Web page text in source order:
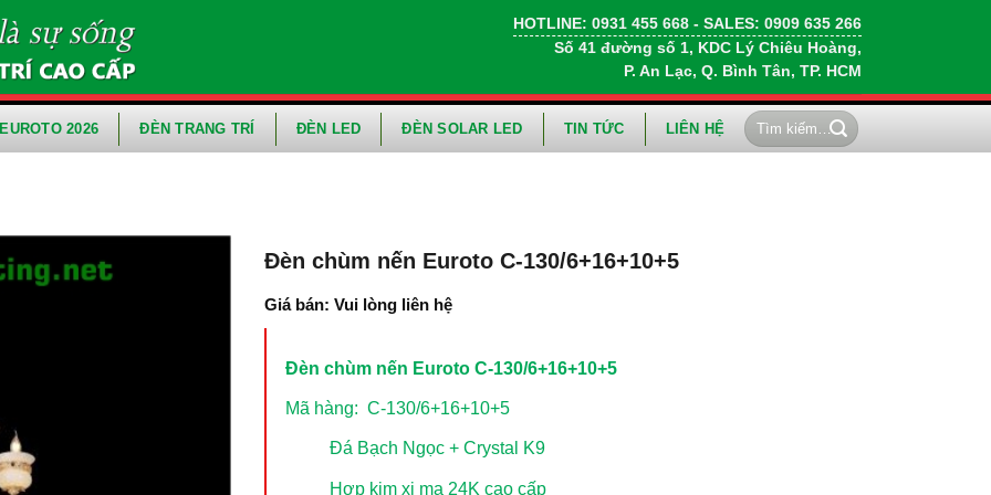
HOTLINE: 0931 455 668 - SALES: 0909 635 266
Số 41 đường số 1, KDC Lý Chiêu Hoàng,
P. An Lạc, Q. Bình Tân, TP. HCM
2026 ĐÈN TRANG TRÍ ĐÈN LED ĐÈN SOLAR LED TIN TỨC LIÊN HỆ
Tìm
kiếm:
Đèn chùm nến Euroto C-130/6+16+10+5
Giá bán: Vui lòng liên hệ
Đèn chùm nến Euroto C-130/6+16+10+5
Mã hàng: C-130/6+16+10+5
Đá Bạch Ngọc + Crystal K9
Hợp kim xi mạ 24K cao cấp